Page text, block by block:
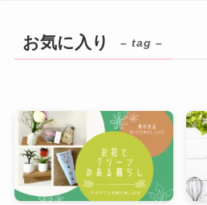
お気に入り – tag –